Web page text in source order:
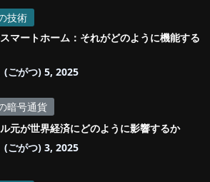
技術
マートホーム：それがどのように機能する
ごがつ) 5, 2025
暗号通貨
元が世界経済にどのように影響するか
ごがつ) 3, 2025